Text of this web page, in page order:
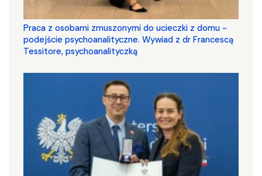
Praca z osobami zmuszonymi do ucieczki z domu -
podejście psychoanalityczne. Wywiad z dr Francescą
Tessitore, psychoanalityczką